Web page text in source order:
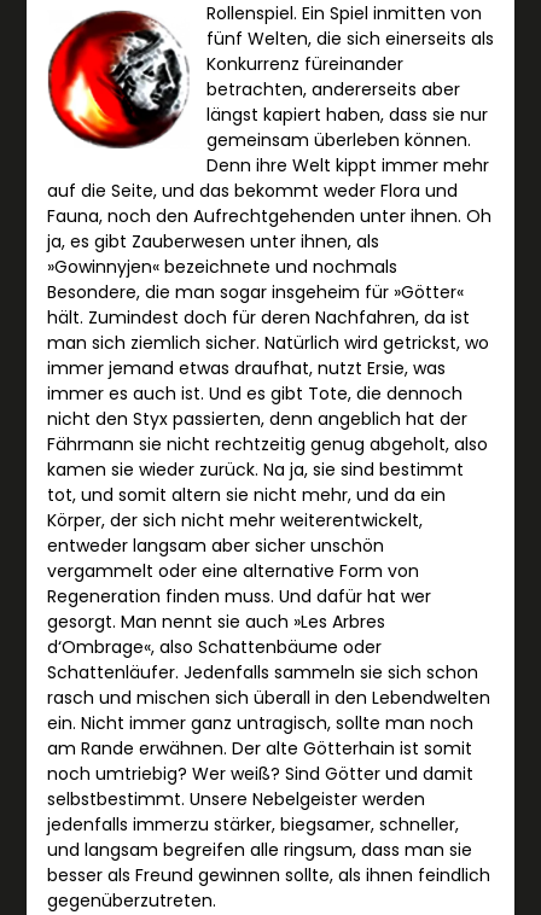
Rollenspiel. Ein Spiel inmitten von
fünf Welten, die sich einerseits als
Konkurrenz füreinander
betrachten, andererseits aber
längst kapiert haben, dass sie nur
gemeinsam überleben können.
Denn ihre Welt kippt immer mehr
auf die Seite, und das bekommt weder Flora und
Fauna, noch den Aufrechtgehenden unter ihnen. Oh
ja, es gibt Zauberwesen unter ihnen, als
»Gowinnyjen« bezeichnete und nochmals
Besondere, die man sogar insgeheim für »Götter«
hält. Zumindest doch für deren Nachfahren, da ist
man sich ziemlich sicher. Natürlich wird getrickst, wo
immer jemand etwas draufhat, nutzt Ersie, was
immer es auch ist. Und es gibt Tote, die dennoch
nicht den Styx passierten, denn angeblich hat der
Fährmann sie nicht rechtzeitig genug abgeholt, also
kamen sie wieder zurück. Na ja, sie sind bestimmt
tot, und somit altern sie nicht mehr, und da ein
Körper, der sich nicht mehr weiterentwickelt,
entweder langsam aber sicher unschön
vergammelt oder eine alternative Form von
Regeneration finden muss. Und dafür hat wer
gesorgt. Man nennt sie auch »Les Arbres
d‘Ombrage«, also Schattenbäume oder
Schattenläufer. Jedenfalls sammeln sie sich schon
rasch und mischen sich überall in den Lebendwelten
ein. Nicht immer ganz untragisch, sollte man noch
am Rande erwähnen. Der alte Götterhain ist somit
noch umtriebig? Wer weiß? Sind Götter und damit
selbstbestimmt. Unsere Nebelgeister werden
jedenfalls immerzu stärker, biegsamer, schneller,
und langsam begreifen alle ringsum, dass man sie
besser als Freund gewinnen sollte, als ihnen feindlich
gegenüberzutreten.